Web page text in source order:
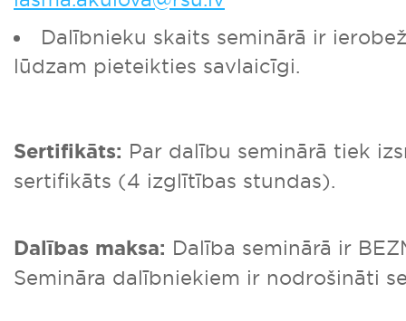
Dalībnieku skaits seminārā ir
lūdzam pieteikties savlaicīgi.
Sertifikāts: Par dalību seminārā tiek
sertifikāts (4 izglītības stundas).
Dalības maksa: Dalība seminārā ir
Semināra dalībniekiem ir nodrošināti